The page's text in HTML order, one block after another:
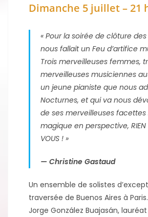
Dimanche 5 juillet – 21
« Pour la soirée de clôture
nous fallait un Feu d’artifice
Trois merveilleuses femmes,
merveilleuses musiciennes
un jeune pianiste que nous
Nocturnes, et qui va nous
de ses merveilleuses facettes
magique en perspective, RIEN
VOUS ! »
— Christine Gastaud
Un ensemble de solistes
traversée de Buenos Aires à
Jorge González Buajasán,